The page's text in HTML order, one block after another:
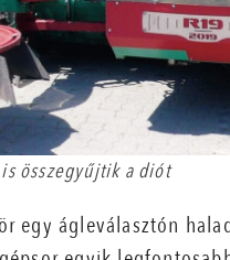
összegyűjtik a diót
egy ágleválasztón